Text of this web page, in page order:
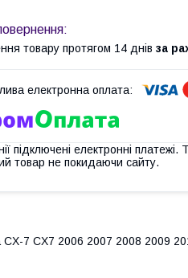
товару протягом 14 днів за
підключені електронні
товар не покидаючи сайту.
7 CX7 2006 2007 2008 2009